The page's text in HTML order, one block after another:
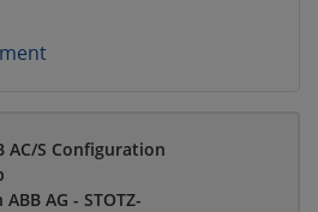
AC/S Configuration
AG - STOTZ-